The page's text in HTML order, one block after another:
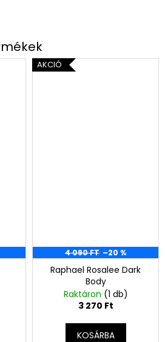
AKCIÓ
4 090 FT –20 %
Raphael Rosalee Dark
Body
Raktáron (1 db)
3 270 Ft
KOSÁRBA